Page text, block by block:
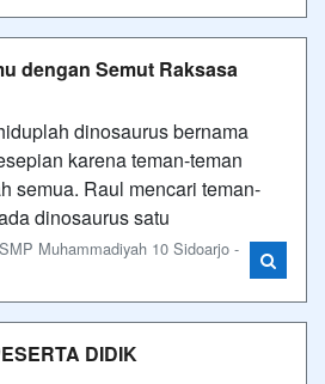
dengan Semut Raksasa
dinosaurus bernama
karena teman-teman
semua. Raul mencari teman-
dinosaurus satu
Muhammadiyah 10 Sidoarjo -
DIDIK